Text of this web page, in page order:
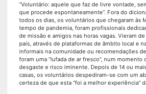
“Voluntário: aquele que faz de livre vontade,
que procede espontaneamente”. Fora do
todos os dias, os voluntários que chegaram às
tempo de pandemia, foram profissionais
de missão e amigos nas horas vagas. Vieram
país, através de plataformas de âmbito local e
informais na comunidade ou recomendações
foram uma “lufada de ar fresco”, num momento
desgaste e risco iminente. Depois de 14 ou
casas, os voluntários despediram-se com um
certeza de que esta “foi a melhor experiência”